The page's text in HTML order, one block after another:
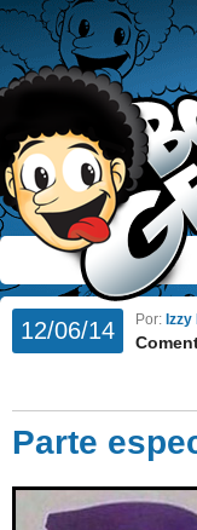
12/06/14 Por: Izzy
Parte